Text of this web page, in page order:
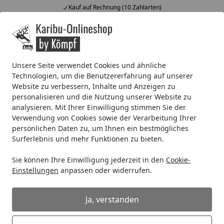
Unsere Seite verwendet Cookies und ähnliche
Technologien, um die Benutzererfahrung auf unserer
Website zu verbessern, Inhalte und Anzeigen zu
personalisieren und die Nutzung unserer Website zu
analysieren. Mit Ihrer Einwilligung stimmen Sie der
Verwendung von Cookies sowie der Verarbeitung Ihrer
persönlichen Daten zu, um Ihnen ein bestmögliches
Surferlebnis und mehr Funktionen zu bieten.
Sie können Ihre Einwilligung jederzeit in den Cookie-
Einstellungen anpassen oder widerrufen.
Ja, verstanden
Kauf auf Rechnung (10 Zahlarten)
Alle Produkte
Mein Konto
Startseite
Dachrinne Typ 250 /100 cm braun
Dachrinne Typ 250 /100 cm braun